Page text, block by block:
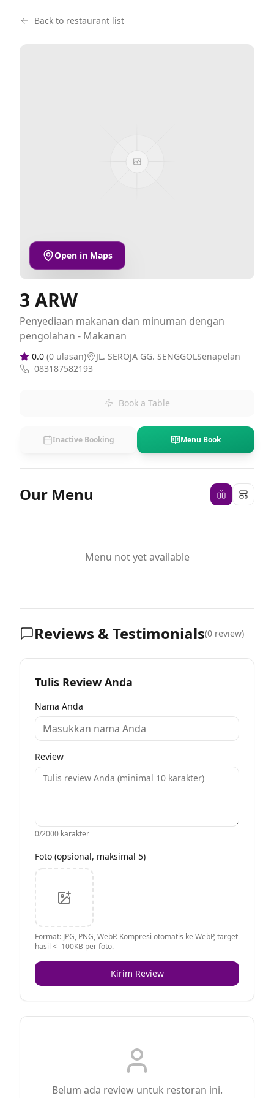
Back to restaurant list
Open in Maps
3 ARW
Penyediaan makanan dan minuman dengan
pengolahan - Makanan
0.0 (0 ulasan)
JL. SEROJA GG. SENGGOLSenapelan
083187582193
Book a Table
Inactive Booking Menu Book
Our Menu
Menu not yet available
Reviews & Testimonials(0 review)
Tulis Review Anda
Nama Anda
Review
0/2000 karakter
Foto (opsional, maksimal 5)
Format: JPG, PNG, WebP. Kompresi otomatis ke WebP, target
hasil <=100KB per foto.
Kirim Review
Belum ada review untuk restoran ini.